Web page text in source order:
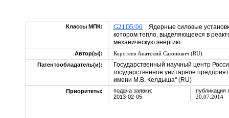
Классы МПК: G21D5/00 Ядерные силовые
котором тепло, выделяющееся в
механическую энергию
Автор(ы):
Коротеев Анатолий Сазонович (RU)
Патентообладатель(и):
Государственный научный центр
государственное унитарное
имени М.В. Келдыша" (RU)
Приоритеты:
подача заявки:
2013-02-05
публикация
20.07.2014